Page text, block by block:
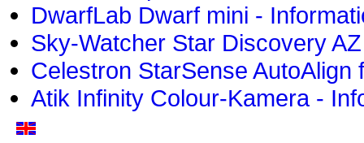
DwarfLab Dwarf mini -
Sky-Watcher Star Discovery
Celestron StarSense
Atik Infinity Colour-Kamera -